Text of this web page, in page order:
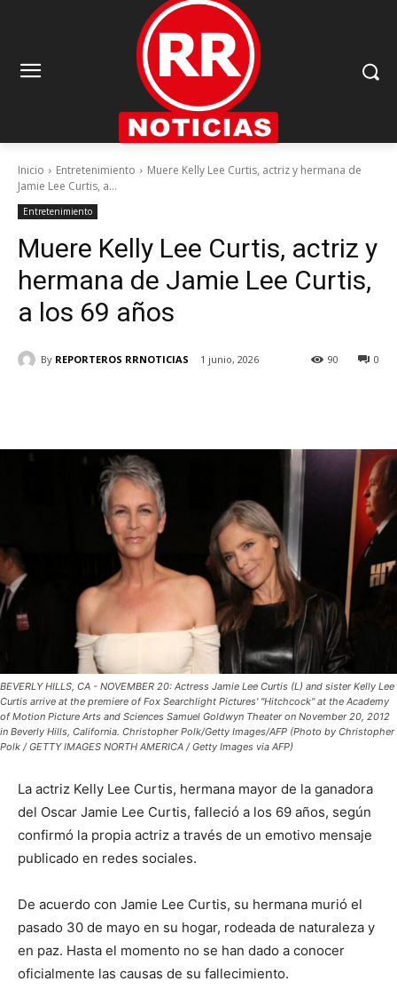
Inicio Entretenimiento
Muere Kelly Lee Curtis, actriz y hermana de
Jamie Lee Curtis, a...
Entretenimiento
Muere Kelly Lee Curtis, actriz y
hermana de Jamie Lee Curtis,
a los 69 años
By REPORTEROS RRNOTICIAS 1 junio, 2026 0
90
BEVERLY HILLS, CA - NOVEMBER 20: Actress Jamie Lee Curtis (L) and sister Kelly Lee
Curtis arrive at the premiere of Fox Searchlight Pictures' "Hitchcock" at the Academy
of Motion Picture Arts and Sciences Samuel Goldwyn Theater on November 20, 2012
in Beverly Hills, California. Christopher Polk/Getty Images/AFP (Photo by Christopher
Polk / GETTY IMAGES NORTH AMERICA / Getty Images via AFP)
La actriz Kelly Lee Curtis, hermana mayor de la ganadora
del Oscar Jamie Lee Curtis, falleció a los 69 años, según
confirmó la propia actriz a través de un emotivo mensaje
publicado en redes sociales.
De acuerdo con Jamie Lee Curtis, su hermana murió el
pasado 30 de mayo en su hogar, rodeada de naturaleza y
en paz. Hasta el momento no se han dado a conocer
oficialmente las causas de su fallecimiento.